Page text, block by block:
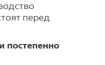
перед
постепенно